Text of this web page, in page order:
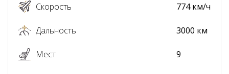
Скорость
Дальность
Мест
774 км/ч
3000 км
9